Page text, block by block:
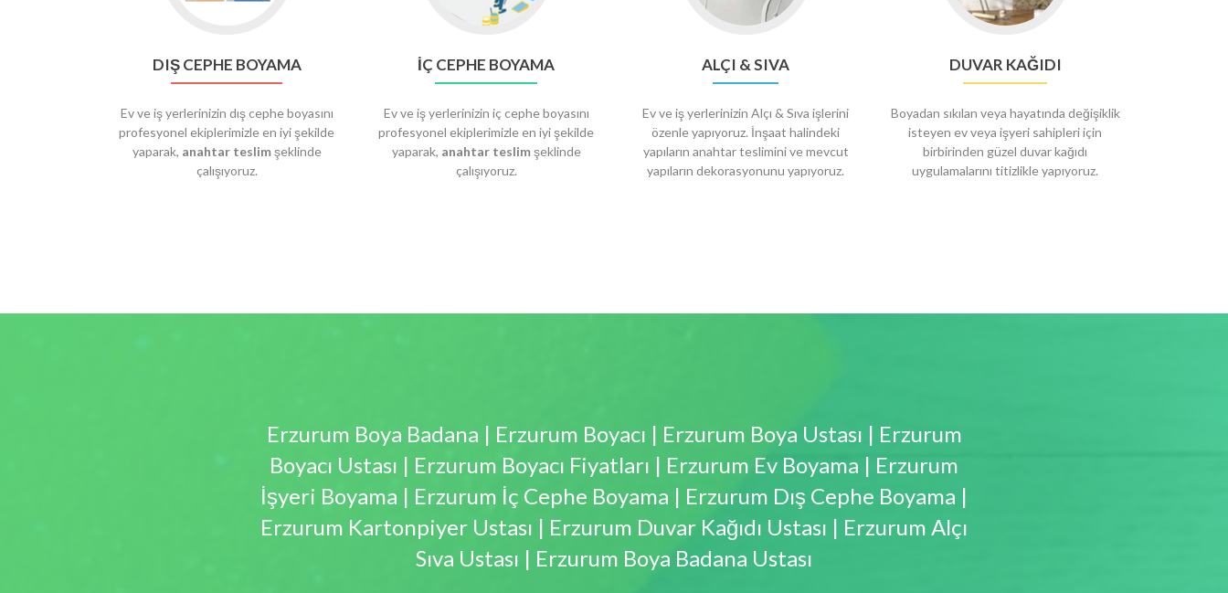
DIŞ CEPHE BOYAMA
Ev ve iş yerlerinizin dış cephe boyasını
profesyonel ekiplerimizle en iyi şekilde
yaparak, anahtar teslimşeklinde
çalışıyoruz.
İÇ CEPHE BOYAMA
Ev ve iş yerlerinizin iç cephe boyasını
profesyonel ekiplerimizle en iyi şekilde
yaparak, anahtar teslimşeklinde
çalışıyoruz.
ALÇI & SIVA
Ev ve iş yerlerinizin Alçı & Sıva işlerini
özenle yapıyoruz. İnşaat halindeki
yapıların anahtar teslimini ve mevcut
yapıların dekorasyonunu yapıyoruz.
DUVAR KAĞIDI
Boyadan sıkılan veya hayatında değişiklik
isteyen ev veya işyeri sahipleri için
birbirinden güzel duvar kağıdı
uygulamalarını titizlikle yapıyoruz.
Erzurum Boya Badana | Erzurum Boyacı | Erzurum Boya Ustası | Erzurum
Boyacı Ustası | Erzurum Boyacı Fiyatları | Erzurum Ev Boyama | Erzurum
İşyeri Boyama | Erzurum İç Cephe Boyama | Erzurum Dış Cephe Boyama |
Erzurum Kartonpiyer Ustası | Erzurum Duvar Kağıdı Ustası | Erzurum Alçı
Sıva Ustası | Erzurum Boya Badana Ustası